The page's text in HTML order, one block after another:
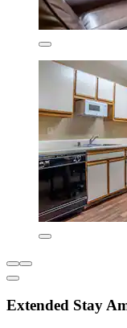
Extended Stay